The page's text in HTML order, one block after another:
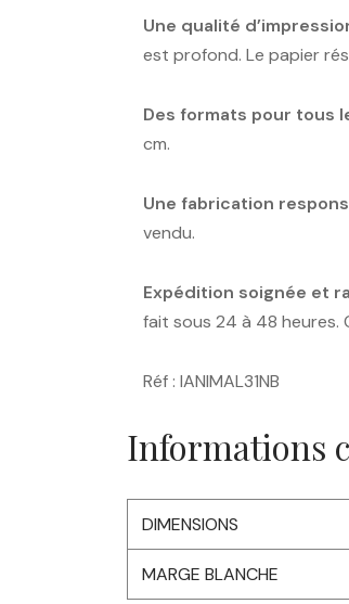
Une qualité
est profond. Le papier
Des formats pour tous
cm.
Une fabrication
vendu.
Expédition soignée et
fait sous 24 à 48 heures.
Réf : IANIMAL31NB
Informations
DIMENSIONS
MARGE BLANCHE